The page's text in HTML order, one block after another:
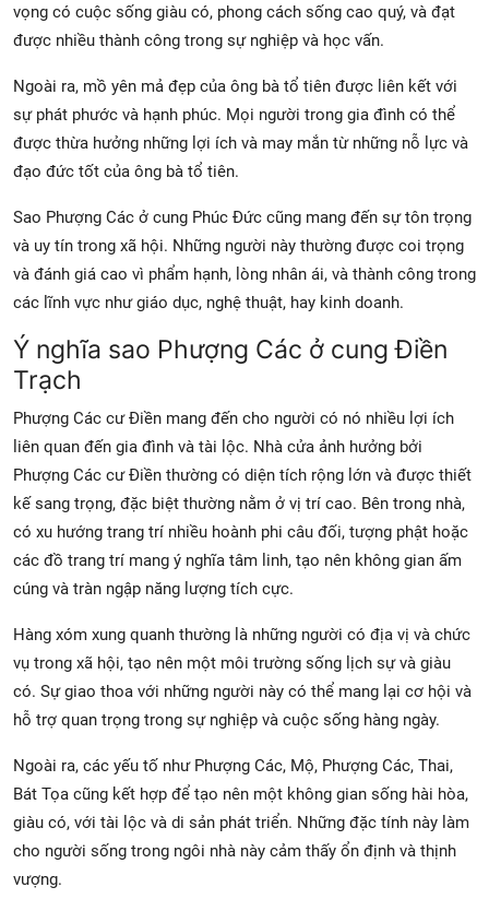
vọng có cuộc sống giàu có, phong cách sống cao quý, và đạt
được nhiều thành công trong sự nghiệp và học vấn.
Ngoài ra, mồ yên mả đẹp của ông bà tổ tiên được liên kết với
sự phát phước và hạnh phúc. Mọi người trong gia đình có thể
được thừa hưởng những lợi ích và may mắn từ những nỗ lực và
đạo đức tốt của ông bà tổ tiên.
Sao Phượng Các ở cung Phúc Đức cũng mang đến sự tôn trọng
và uy tín trong xã hội. Những người này thường được coi trọng
và đánh giá cao vì phẩm hạnh, lòng nhân ái, và thành công trong
các lĩnh vực như giáo dục, nghệ thuật, hay kinh doanh.
Ý nghĩa sao Phượng Các ở cung Điền
Trạch
Phượng Các cư Điền mang đến cho người có nó nhiều lợi ích
liên quan đến gia đình và tài lộc. Nhà cửa ảnh hưởng bởi
Phượng Các cư Điền thường có diện tích rộng lớn và được thiết
kế sang trọng, đặc biệt thường nằm ở vị trí cao. Bên trong nhà,
có xu hướng trang trí nhiều hoành phi câu đối, tượng phật hoặc
các đồ trang trí mang ý nghĩa tâm linh, tạo nên không gian ấm
cúng và tràn ngập năng lượng tích cực.
Hàng xóm xung quanh thường là những người có địa vị và chức
vụ trong xã hội, tạo nên một môi trường sống lịch sự và giàu
có. Sự giao thoa với những người này có thể mang lại cơ hội và
hỗ trợ quan trọng trong sự nghiệp và cuộc sống hàng ngày.
Ngoài ra, các yếu tố như Phượng Các, Mộ, Phượng Các, Thai,
Bát Tọa cũng kết hợp để tạo nên một không gian sống hài hòa,
giàu có, với tài lộc và di sản phát triển. Những đặc tính này làm
cho người sống trong ngôi nhà này cảm thấy ổn định và thịnh
vượng.